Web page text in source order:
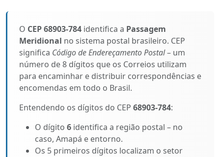
O CEP 68903-784 identifica a Passagem
Meridional no sistema postal brasileiro. CEP
significa Código de Endereçamento Postal– um
número de 8 dígitos que os Correios utilizam
para encaminhar e distribuir correspondências e
encomendas em todo o Brasil.
Entendendo os dígitos do CEP 68903-784:
O dígito 6 identifica a região postal – no
caso, Amapá e entorno.
Os 5 primeiros dígitos localizam o setor